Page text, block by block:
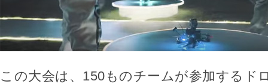
この大会は、150ものチームが参加するド